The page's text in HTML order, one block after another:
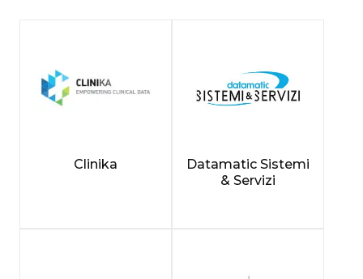
Clinika
Datamatic Sistemi
& Servizi